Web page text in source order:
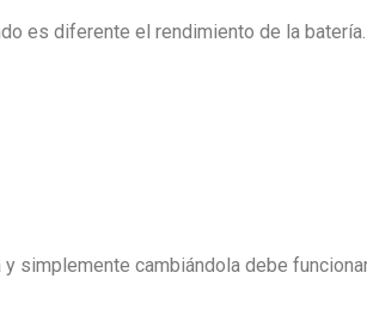
es diferente el rendimiento de la batería.
simplemente cambiándola debe